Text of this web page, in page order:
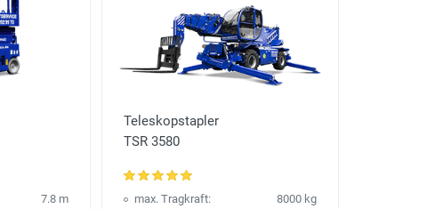
7.8 m
Teleskopstapler
TSR 3580
max. Tragkraft:
8000 kg